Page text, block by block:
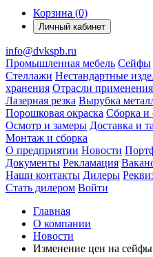
Корзина (0)
Личный кабинет
info@dvkspb.ru
Промышленная мебель Сейфы
Стеллажи Нестандартные
хранения Отрасли применения
Лазерная резка Вырубка
Порошковая окраска Сборка и
Осмотр и замеры Доставка и
Монтаж и сборка
О предприятии Новости
Документы Рекламация
Наши контакты Дилеры
Стать дилером Войти
Главная
О компании
Новости
Изменение цен на сейфы